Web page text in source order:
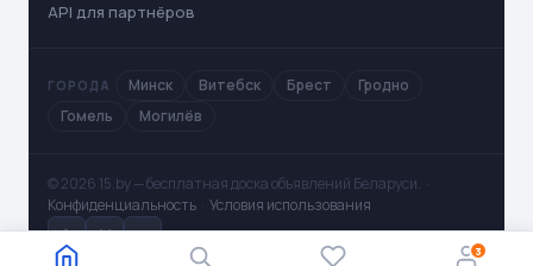
3
API для партнёров
ГОРОДА Минск Витебск Брест
Гродно
Гомель
Могилёв
© 2026 15.by — бесплатная доска объявлений Беларуси. ·
Конфиденциальность · Условия использования
✈ V ◻